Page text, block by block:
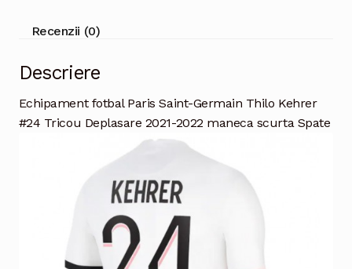
Recenzii (0)
Descriere
Echipament fotbal Paris Saint-Germain Thilo Kehrer
#24 Tricou Deplasare 2021-2022 maneca scurta Spate